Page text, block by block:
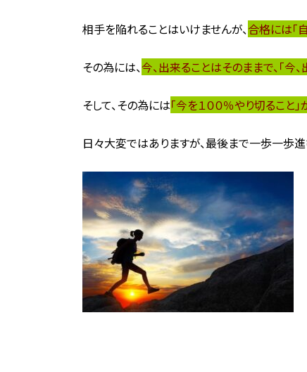
相手を陥れることはいけませんが、合格には「
その為には、今、出来ることはそのままで、「今
そして、その為には「今を１００％やり切ること
日々大変ではありますが、最後まで一歩一歩